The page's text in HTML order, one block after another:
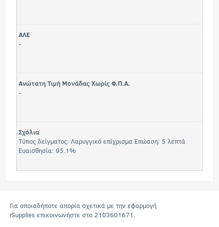
ΑΛΕ
-
Ανώτατη Τιμή Μονάδας Χωρίς Φ.Π.Α.
-
Σχόλια
Τύπος δείγματος: Λαρυγγικό επίχρισμα Επώαση: 5 λεπτά
Ευαισθησία: 95.1%
Για οποιαδήποτε απορία σχετικά με την εφαρμογή
iSupplies επικοινωνήστε στο 2103601671.